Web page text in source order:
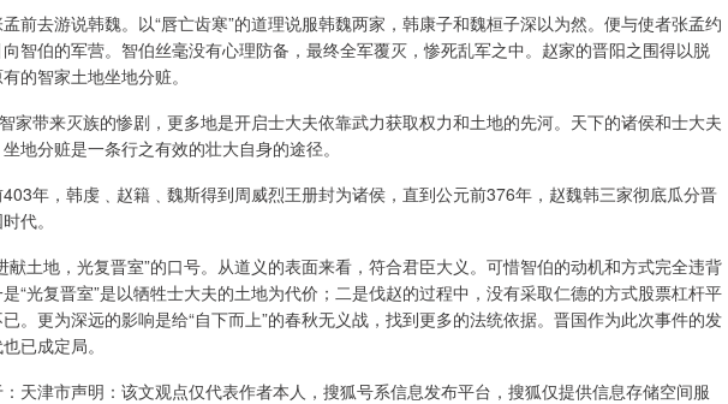
前去游说韩魏。以“唇亡齿寒”的道理说服韩魏两家，韩康子和魏桓子深以为然。便与使者张孟约
智伯的军营。智伯丝毫没有心理防备，最终全军覆灭，惨死乱军之中。赵家的晋阳之围得以脱
的智家土地坐地分赃。
家带来灭族的惨剧，更多地是开启士大夫依靠武力获取权力和土地的先河。天下的诸侯和士大夫
地分赃是一条行之有效的壮大自身的途径。
年，韩虔﹑赵籍﹑魏斯得到周威烈王册封为诸侯，直到公元前376年，赵魏韩三家彻底瓜分晋
代。
献土地，光复晋室”的口号。从道义的表面来看，符合君臣大义。可惜智伯的动机和方式完全违背
“光复晋室”是以牺牲士大夫的土地为代价；二是伐赵的过程中，没有采取仁德的方式股票杠杆平
。更为深远的影响是给“自下而上”的春秋无义战，找到更多的法统依据。晋国作为此次事件的发
已成定局。
天津市声明：该文观点仅代表作者本人，搜狐号系信息发布平台，搜狐仅提供信息存储空间服